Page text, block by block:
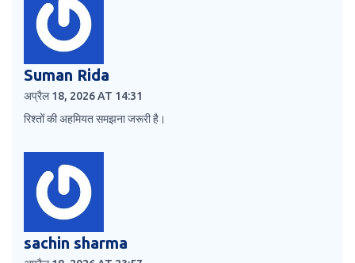
Suman Rida
अप्रैल 18, 2026 AT 14:31
रिश्तों की अहमियत समझना जरूरी है।
sachin sharma